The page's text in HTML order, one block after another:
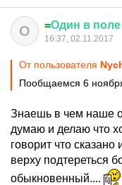
О =Один в поле
16:37, 02.11.2017
От пользователя
Пообщаемся 6
Знаешь в чем наше
думаю и делаю что
говорит что
верху подтереться
обыкновенный....